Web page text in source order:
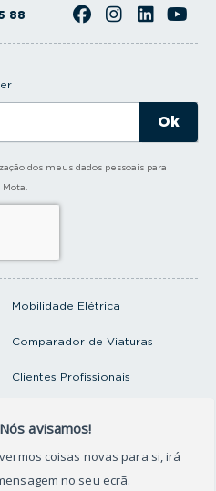
88
Mobilidade Elétrica
Comparador de Viaturas
Clientes Profissionais
Seguros Protector
dos meus dados pessoais para